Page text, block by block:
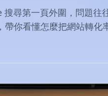
尋第一頁外圍，問題
你看懂怎麼把網站轉